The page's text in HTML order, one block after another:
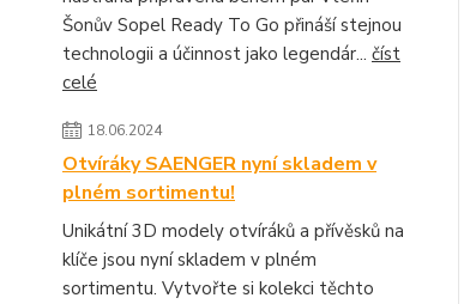
Šonův Sopel Ready To Go přináší stejnou
technologii a účinnost jako legendár... číst
celé
18.06.2024
Otvíráky SAENGER nyní skladem v
plném sortimentu!
Unikátní 3D modely otvíráků a přívěsků na
klíče jsou nyní skladem v plném
sortimentu. Vytvořte si kolekci těchto